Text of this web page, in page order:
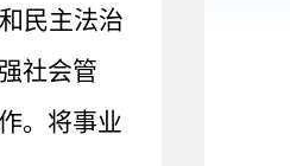
民主法治
社会管
。将事业